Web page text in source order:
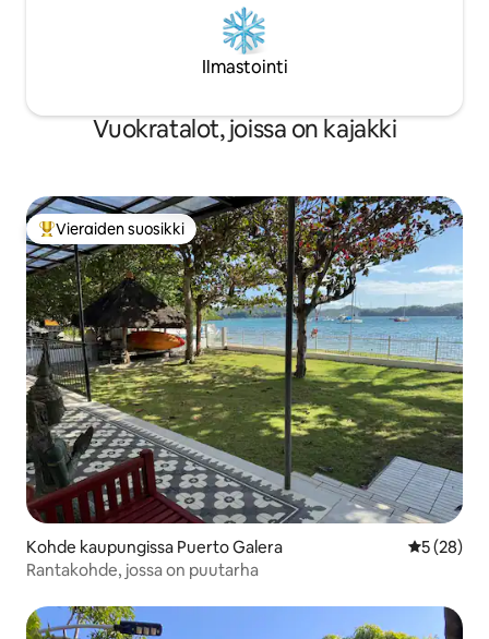
Ilmastointi
Vuokratalot, joissa on kajakki
Vieraiden suosikkien parhaimmistoa
Vieraiden suosikki
Kohde kaupungissa Puerto Galera
5 (28)
Rantakohde, jossa on puutarha